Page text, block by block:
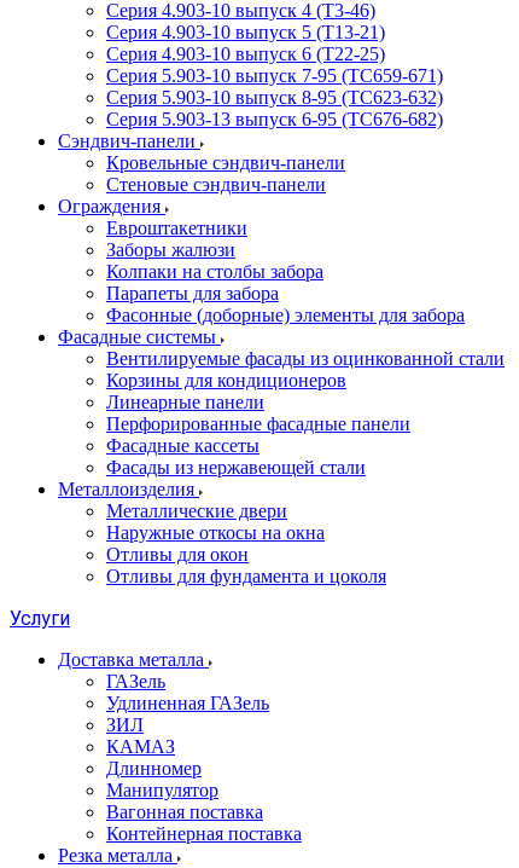
Серия 4.903-10 выпуск 4 (Т3-46)
Серия 4.903-10 выпуск 5 (Т13-21)
Серия 4.903-10 выпуск 6 (Т22-25)
Серия 5.903-10 выпуск 7-95 (ТС659-671)
Серия 5.903-10 выпуск 8-95 (ТС623-632)
Серия 5.903-13 выпуск 6-95 (ТС676-682)
Сэндвич-панели
Кровельные сэндвич-панели
Стеновые сэндвич-панели
Ограждения
Евроштакетники
Заборы жалюзи
Колпаки на столбы забора
Парапеты для забора
Фасонные (доборные) элементы для забора
Фасадные системы
Вентилируемые фасады из оцинкованной стали
Корзины для кондиционеров
Линеарные панели
Перфорированные фасадные панели
Фасадные кассеты
Фасады из нержавеющей стали
Металлоизделия
Металлические двери
Наружные откосы на окна
Отливы для окон
Отливы для фундамента и цоколя
Услуги
Доставка металла
ГАЗель
Удлиненная ГАЗель
ЗИЛ
КАМАЗ
Длинномер
Манипулятор
Вагонная поставка
Контейнерная поставка
Резка металла